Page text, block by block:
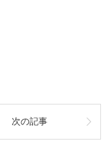
次の記事